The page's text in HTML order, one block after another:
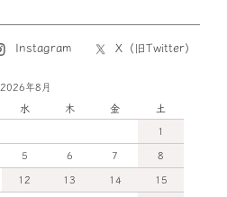
Instagram X（旧Twitter）
2026年8月
水 木 金 土
1
5 6 7 8
12 13 14 15